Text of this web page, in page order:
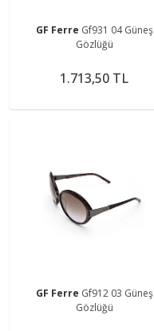
GF Ferre Gf931 04 Güneş
Gözlüğü
1.713,50 TL
GF Ferre Gf912 03 Güneş
Gözlüğü